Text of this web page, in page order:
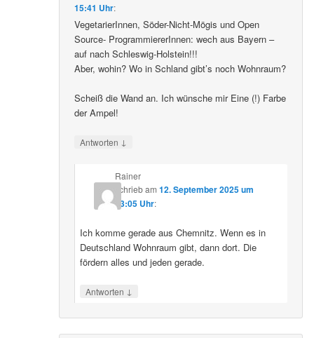
15:41 Uhr:
VegetarierInnen, Söder-Nicht-Mögis und Open
Source- ProgrammiererInnen: wech aus Bayern –
auf nach Schleswig-Holstein!!!
Aber, wohin? Wo in Schland gibt’s noch Wohnraum?
Scheiß die Wand an. Ich wünsche mir Eine (!) Farbe
der Ampel!
Antworten ↓
Rainer
schriebam 12. September 2025 um
23:05 Uhr:
Ich komme gerade aus Chemnitz. Wenn es in
Deutschland Wohnraum gibt, dann dort. Die
fördern alles und jeden gerade.
Antworten ↓